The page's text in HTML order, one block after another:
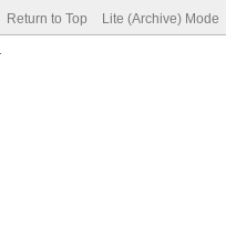
Return to Top Lite (Archive) Mode